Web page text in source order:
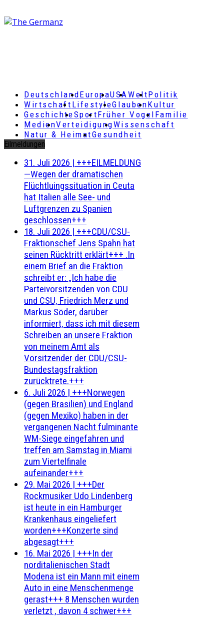
DeutschlandEuropaUSAWeltPolitik
Wirtschaft LifestyleGlaubenKultur
GeschichteSportFrüher Vogel Familie
MedienVerteidigungWissenschaft
Natur & HeimatGesundheit
Eilmeldungen
31. Juli 2026 | +++EILMELDUNG
—Wegen der dramatischen
Flüchtluingssituation in Ceuta
hat Italien alle See- und
Luftgrenzen zu Spanien
geschlossen+++
18. Juli 2026 | +++CDU/CSU-
Fraktionschef Jens Spahn hat
seinen Rücktritt erklärt+++ .In
einem Brief an die Fraktion
schreibt er: „Ich habe die
Parteivorsitzenden von CDU
und CSU, Friedrich Merz und
Markus Söder, darüber
informiert, dass ich mit diesem
Schreiben an unsere Fraktion
von meinem Amt als
Vorsitzender der CDU/CSU-
Bundestagsfraktion
zurücktrete.+++
6. Juli 2026 | +++Norwegen
(gegen Brasilien) und England
(gegen Mexiko) haben in der
vergangenen Nacht fulminante
WM-Siege eingefahren und
treffen am Samstag in Miami
zum Viertelfinale
aufeinander+++
29. Mai 2026 | +++Der
Rockmusiker Udo Lindenberg
ist heute in ein Hamburger
Krankenhaus eingeliefert
worden+++Konzerte sind
abgesagt+++
16. Mai 2026 | +++In der
norditalienischen Stadt
Modena ist ein Mann mit einem
Auto in eine Menschenmenge
gerast+++ 8 Menschen wurden
verletzt , davon 4 schwer+++